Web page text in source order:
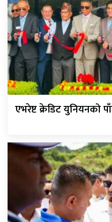
एभरेष्ट क्रेडिट युनियनको